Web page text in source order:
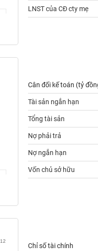
LNST của CĐ cty mẹ
Cân đối kế toán (tỷ
Tài sản ngắn hạn
Tổng tài sản
Nợ phải trả
Nợ ngắn hạn
Vốn chủ sở hữu
12
Chỉ số tài chính